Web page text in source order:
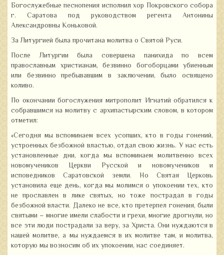
Богослужебные песнопения исполнил хор Покровского собора
г. Саратова под руководством регента Антонины
Александровны Коньковой.
За Литургией была прочитана молитва о Святой Руси.
После Литургии была совершена панихида по всем
православным христианам, безвинно богоборцами убиенным
или безвинно пребывавшим в заключении, было освящено
коливо.
По окончании богослужения митрополит Игнатий обратился к
собравшимся на молитву с архипастырским словом, в котором
отметил:
«Сегодня мы вспоминаем всех усопших, кто в годы гонений,
устроенных безбожной властью, отдал свою жизнь. У нас есть
установленные дни, когда мы вспоминаем молитвенно всех
новомучеников Церкви Русской и новомучеников и
исповедников Саратовской земли. Но Святая Церковь
установила еще день, когда мы молимся о упокоении тех, кто
не прославлен в лике святых, но тоже пострадал в годы
безбожной власти. Далеко не все, кто претерпел гонения, были
святыми – многие имели слабости и грехи, многие дрогнули, но
все эти люди пострадали за веру, за Христа. Они нуждаются в
нашей молитве, а мы нуждаемся в их молитве там, и молитва,
которую мы возносим об их упокоении, нас соединяет.